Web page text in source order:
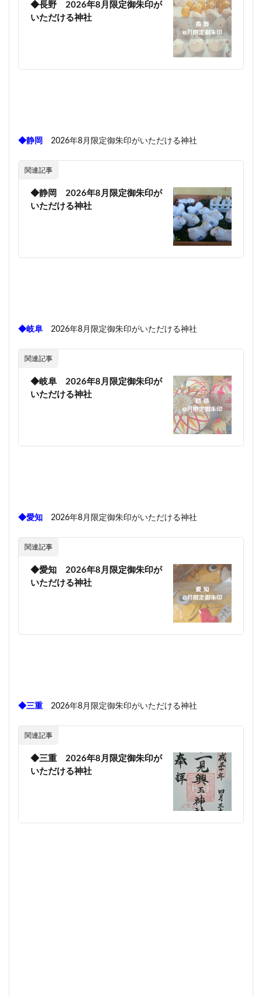
◆長野 2026年8月限定御朱印が
いただける神社
◆静岡 2026年8月限定御朱印がいただける神社
関連記事
◆静岡 2026年8月限定御朱印が
いただける神社
◆岐阜 2026年8月限定御朱印がいただける神社
関連記事
◆岐阜 2026年8月限定御朱印が
いただける神社
◆愛知 2026年8月限定御朱印がいただける神社
関連記事
◆愛知 2026年8月限定御朱印が
いただける神社
◆三重 2026年8月限定御朱印がいただける神社
関連記事
◆三重 2026年8月限定御朱印が
いただける神社